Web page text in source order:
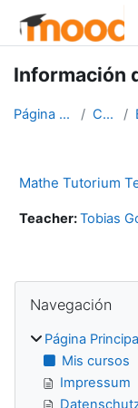
Información
Página Principal Cursos
Mathe Tutorium
Teacher:Tobias
Bloques
Navegación
Página
Mis cursos
Impressum